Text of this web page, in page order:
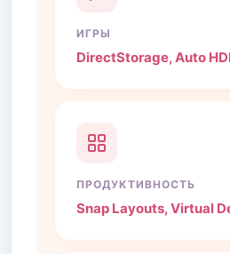
ИГРЫ
DirectStorage, Auto
ПРОДУКТИВНОСТЬ
Snap Layouts, Virtual